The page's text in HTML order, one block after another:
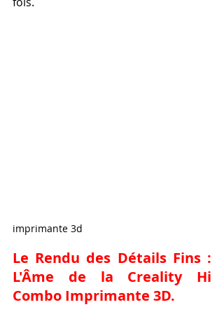
imprimante 3d
Le Rendu des Détails Fins :
L'Âme de la Creality Hi
Combo Imprimante 3D.